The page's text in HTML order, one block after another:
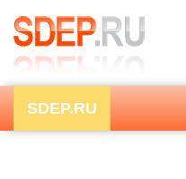
SDEP.RU